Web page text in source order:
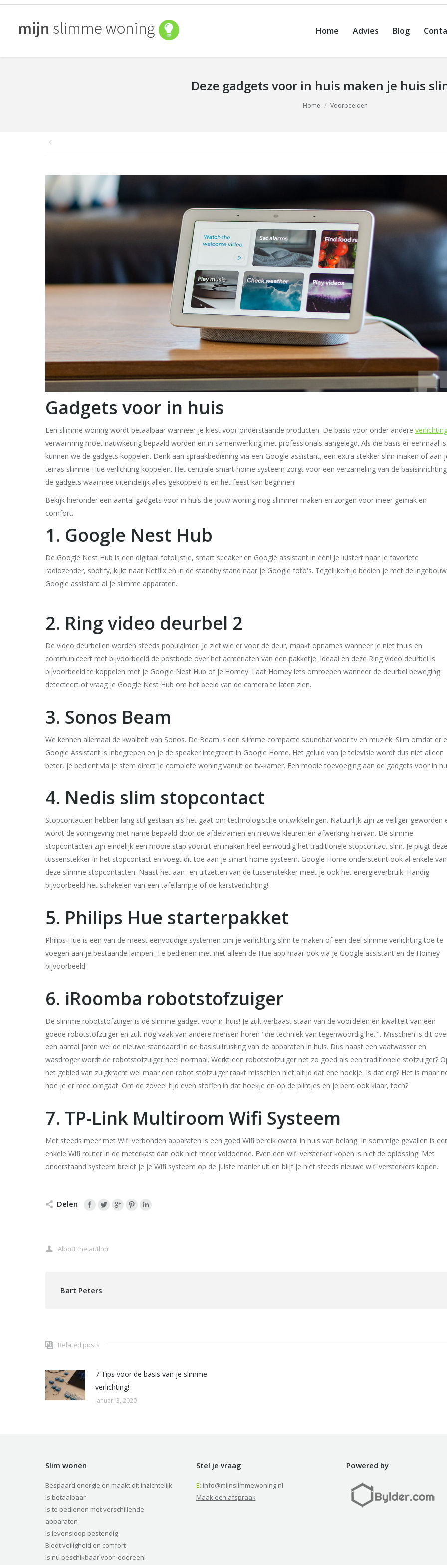
Home Advies Blog
Deze gadgets voor in huis maken je huis
Home Voorbeelden
Gadgets voor in huis
Een slimme woning wordt betaalbaar wanneer je kiest voor onderstaande producten. De basis voor onder andere verlichting
verwarming moet nauwkeurig bepaald worden en in samenwerking met professionals aangelegd. Als die basis er eenmaal is
kunnen we de gadgets koppelen. Denk aan spraakbediening via een Google assistant, een extra stekker slim maken of aan
terras slimme Hue verlichting koppelen. Het centrale smart home systeem zorgt voor een verzameling van de
de gadgets waarmee uiteindelijk alles gekoppeld is en het feest kan beginnen!
Bekijk hieronder een aantal gadgets voor in huis die jouw woning nog slimmer maken en zorgen voor meer gemak en
comfort.
1. Google Nest Hub
De Google Nest Hub is een digitaal fotolijstje, smart speaker en Google assistant in één! Je luistert naar je favoriete
radiozender, spotify, kijkt naar Netflix en in de standby stand naar je Google foto's. Tegelijkertijd bedien je met de
Google assistant al je slimme apparaten.
2. Ring video deurbel 2
De video deurbellen worden steeds populairder. Je ziet wie er voor de deur, maakt opnames wanneer je niet thuis en
communiceert met bijvoorbeeld de postbode over het achterlaten van een pakketje. Ideaal en deze Ring video deurbel is
bijvoorbeeld te koppelen met je Google Nest Hub of je Homey. Laat Homey iets omroepen wanneer de deurbel beweging
detecteert of vraag je Google Nest Hub om het beeld van de camera te laten zien.
3. Sonos Beam
We kennen allemaal de kwaliteit van Sonos. De Beam is een slimme compacte soundbar voor tv en muziek. Slim omdat er
Google Assistant is inbegrepen en je de speaker integreert in Google Home. Het geluid van je televisie wordt dus niet alleen
beter, je bedient via je stem direct je complete woning vanuit de tv-kamer. Een mooie toevoeging aan de gadgets voor in
4. Nedis slim stopcontact
Stopcontacten hebben lang stil gestaan als het gaat om technologische ontwikkelingen. Natuurlijk zijn ze veiliger geworden
wordt de vormgeving met name bepaald door de afdekramen en nieuwe kleuren en afwerking hiervan. De slimme
stopcontacten zijn eindelijk een mooie stap vooruit en maken heel eenvoudig het traditionele stopcontact slim. Je plugt deze
tussenstekker in het stopcontact en voegt dit toe aan je smart home systeem. Google Home ondersteunt ook al enkele van
deze slimme stopcontacten. Naast het aan- en uitzetten van de tussenstekker meet je ook het energieverbruik. Handig
bijvoorbeeld het schakelen van een tafellampje of de kerstverlichting!
5. Philips Hue starterpakket
Philips Hue is een van de meest eenvoudige systemen om je verlichting slim te maken of een deel slimme verlichting toe te
voegen aan je bestaande lampen. Te bedienen met niet alleen de Hue app maar ook via je Google assistant en de Homey
bijvoorbeeld.
6. iRoomba robotstofzuiger
De slimme robotstofzuiger is dé slimme gadget voor in huis! Je zult verbaast staan van de voordelen en kwaliteit van een
goede robotstofzuiger en zult nog vaak van andere mensen horen "die techniek van tegenwoordig he..". Misschien is dit
een aantal jaren wel de nieuwe standaard in de basisuitrusting van de apparaten in huis. Dus naast een vaatwasser en
wasdroger wordt de robotstofzuiger heel normaal. Werkt een robotstofzuiger net zo goed als een traditionele stofzuiger?
het gebied van zuigkracht wel maar een robot stofzuiger raakt misschien niet altijd dat ene hoekje. Is dat erg? Het is maar
hoe je er mee omgaat. Om de zoveel tijd even stoffen in dat hoekje en op de plintjes en je bent ook klaar, toch?
7. TP-Link Multiroom Wifi Systeem
Met steeds meer met Wifi verbonden apparaten is een goed Wifi bereik overal in huis van belang. In sommige gevallen is
enkele Wifi router in de meterkast dan ook niet meer voldoende. Even een wifi versterker kopen is niet de oplossing. Met
onderstaand systeem breidt je je Wifi systeem op de juiste manier uit en blijf je niet steeds nieuwe wifi versterkers kopen.
Delen
About the author
Bart Peters
Related posts
7 Tips voor de basis van je slimme
verlichting!
januari 3, 2020
Slim wonen
Bespaard energie en maakt dit inzichtelijk
Is betaalbaar
Is te bedienen met verschillende
apparaten
Is levensloop bestendig
Biedt veiligheid en comfort
Is nu beschikbaar voor iedereen!
Stel je vraag
E: info@mijnslimmewoning.nl
Maak een afspraak
Powered by